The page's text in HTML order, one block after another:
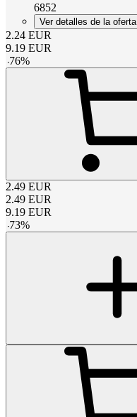
6852
Ver detalles de la oferta
2.24 EUR
9.19 EUR
-76%
2.49 EUR
2.49 EUR
9.19 EUR
-73%